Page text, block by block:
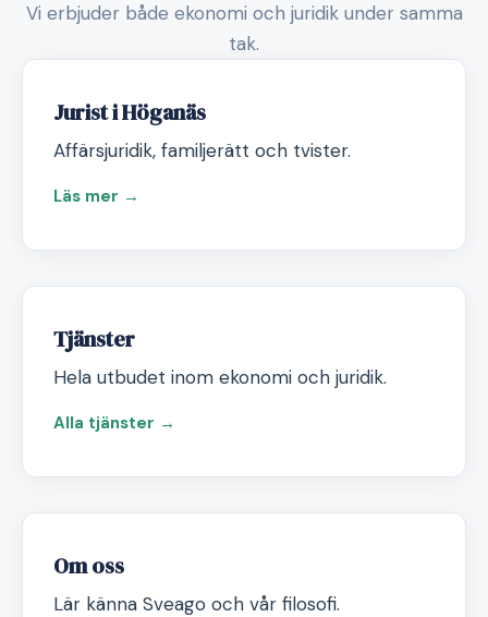
Vi erbjuder både ekonomi och juridik under samma
tak.
Jurist i Höganäs
Affärsjuridik, familjerätt och tvister.
Läs mer →
Tjänster
Hela utbudet inom ekonomi och juridik.
Alla tjänster →
Om oss
Lär känna Sveago och vår filosofi.